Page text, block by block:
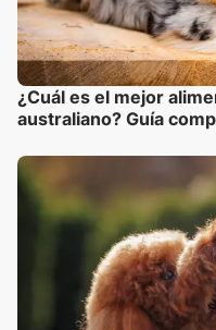
¿Cuál es el mejor
australiano? Guía